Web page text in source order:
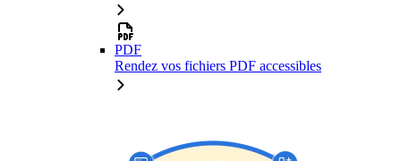
PDF
Rendez vos fichiers PDF accessibles